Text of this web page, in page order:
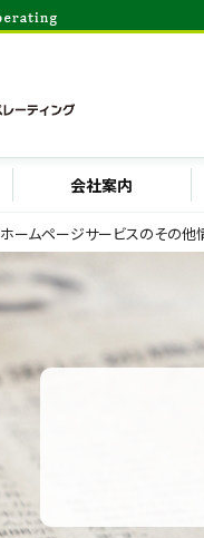
会社案内
ホームページサービスのその他